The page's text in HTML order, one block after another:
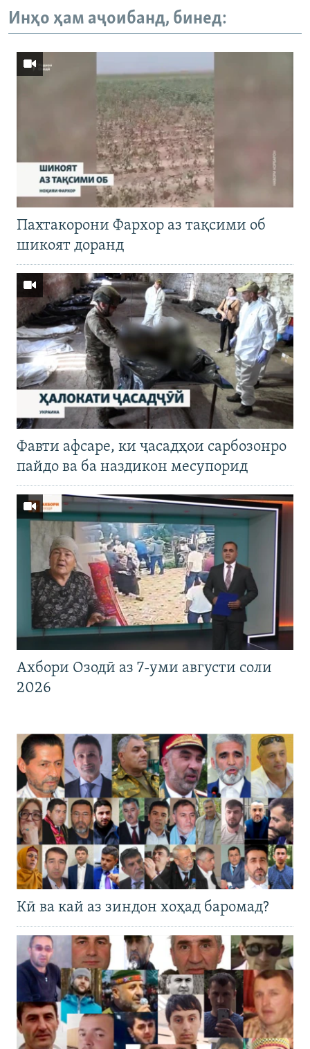
Инҳо ҳам аҷоибанд, бинед:
Пахтакорони Фархор аз тақсими об
шикоят доранд
Фавти афсаре, ки ҷасадҳои сарбозонро
пайдо ва ба наздикон месупорид
Ахбори Озодӣ аз 7-уми августи соли
2026
Кӣ ва кай аз зиндон хоҳад баромад?